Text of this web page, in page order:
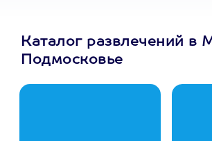
Каталог развлечений в
Подмосковье